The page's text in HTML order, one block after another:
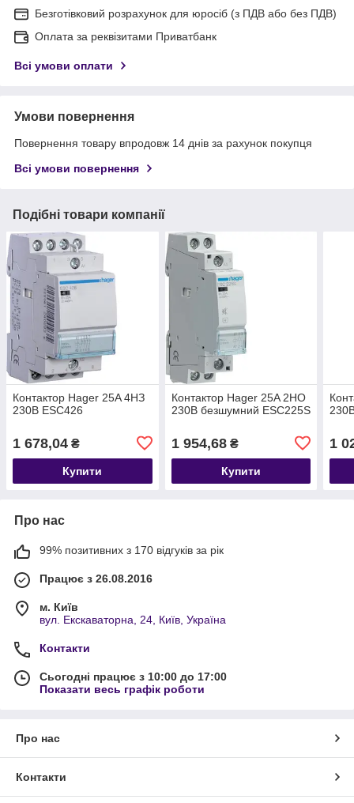
Безготівковий розрахунок для юросіб (з ПДВ або без ПДВ)
Оплата за реквізитами Приватбанк
Всі умови оплати
Умови повернення
Повернення товару впродовж 14 днів за рахунок покупця
Всі умови повернення
Подібні товари компанії
Контактор Hager 25A 4НЗ
230В ESC426
1 678,04 ₴
Купити
Контактор Hager 25A 2НО
230В безшумний ESC225S
1 954,68₴
Купити
1
Про нас
99% позитивних з 170 відгуків за рік
Працює з 26.08.2016
м. Київ
вул. Екскаваторна, 24, Київ, Україна
Контакти
Сьогодні працює з 10:00 до 17:00
Показати весь графік роботи
Про нас
Контакти